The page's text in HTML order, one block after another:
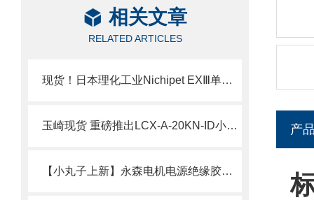
相关文章
RELATED ARTICLES
现货！日本理化工业Nichipet EXⅢ单道可调移液器技术介绍
玉崎现货 重磅推出LCX-A-20KN-ID小型压缩式载荷传感器
【小丸子上新】永森电机电源绝缘胶套50AMP现货
产